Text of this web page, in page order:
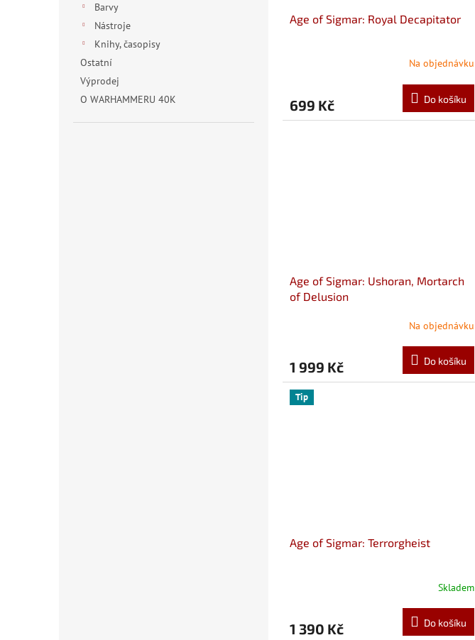
Barvy
Nástroje
Knihy, časopisy
Ostatní
Výprodej
O WARHAMMERU 40K
Age of Sigmar: Royal Decapitator
Na objednávku
699 Kč Do košíku
Age of Sigmar: Ushoran, Mortarch
of Delusion
Na objednávku
1 999 Kč Do košíku
Tip
Age of Sigmar: Terrorgheist
Skladem
1 390 Kč Do košíku